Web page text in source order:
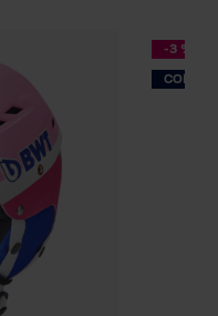
-3 %
CONSEIL